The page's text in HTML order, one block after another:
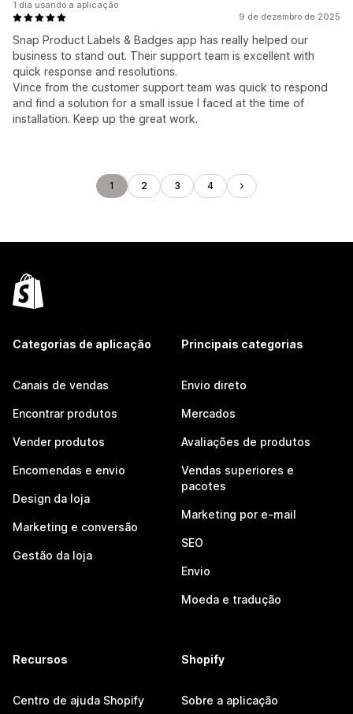
9 de dezembro de 2025
Snap Product Labels & Badges app has really helped our
business to stand out. Their support team is excellent with
quick response and resolutions.
Vince from the customer support team was quick to respond
and find a solution for a small issue I faced at the time of
installation. Keep up the great work.
1 dia usando a aplicação
1 2 3 4
Categorias de aplicação
Canais de vendas
Encontrar produtos
Vender produtos
Encomendas e envio
Design da loja
Marketing e conversão
Gestão da loja
Principais categorias
Envio direto
Mercados
Avaliações de produtos
Vendas superiores e
pacotes
Marketing por e-mail
SEO
Envio
Moeda e tradução
Recursos
Centro de ajuda Shopify
Shopify
Sobre a aplicação